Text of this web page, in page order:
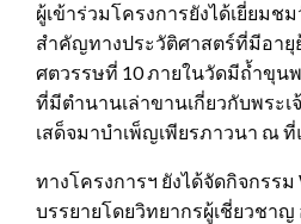
ผู้เข้าร่วมโครงการยังได้เยี่ยม
สำคัญทางประวัติศาสตร์ที่มีอา
ศตวรรษที่ 10 ภายในวัดมีถ้ำขุน
ที่มีตำนานเล่าขานเกี่ยวกับพระ
เสด็จมาบำเพ็ญเพียรภาวนา ณ
ทางโครงการฯ ยังได้จัดกิจกรรม
บรรยายโดยวิทยากรผู้เชี่ยวชาญ